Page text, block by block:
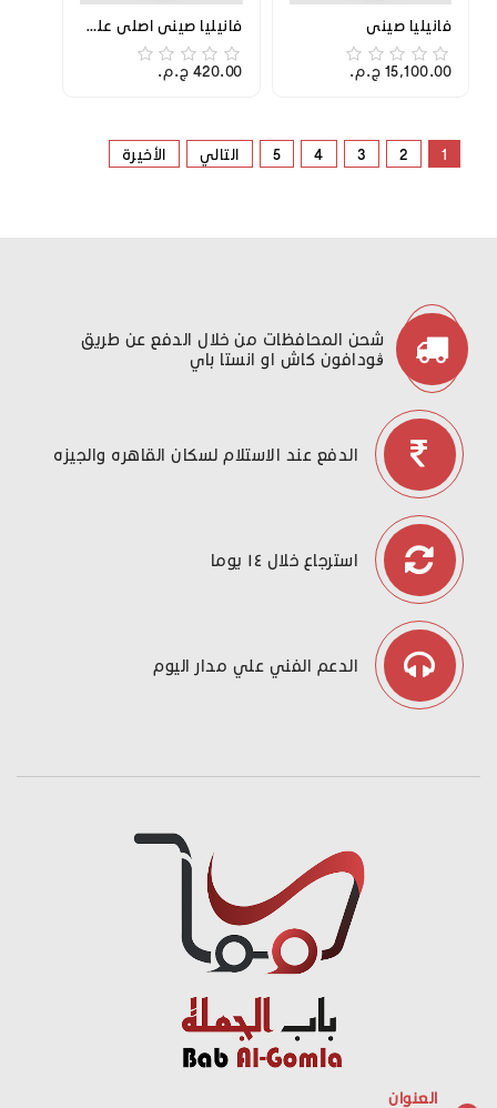
فانيليا صيني
15,100.00 ج.م.‏
فانيليا صيني اصلي علبة 1/2 ك
420.00 ج.م.‏
1
2
3
4
5 التالي الأخيرة
شحن المحافظات من خلال الدفع عن طريق
ڤودافون كاش او انستا باي
الدفع عند الاستلام لسكان القاهره والجيزه
استرجاع خلال ١٤ يوما
الدعم الفني علي مدار اليوم
العنوان